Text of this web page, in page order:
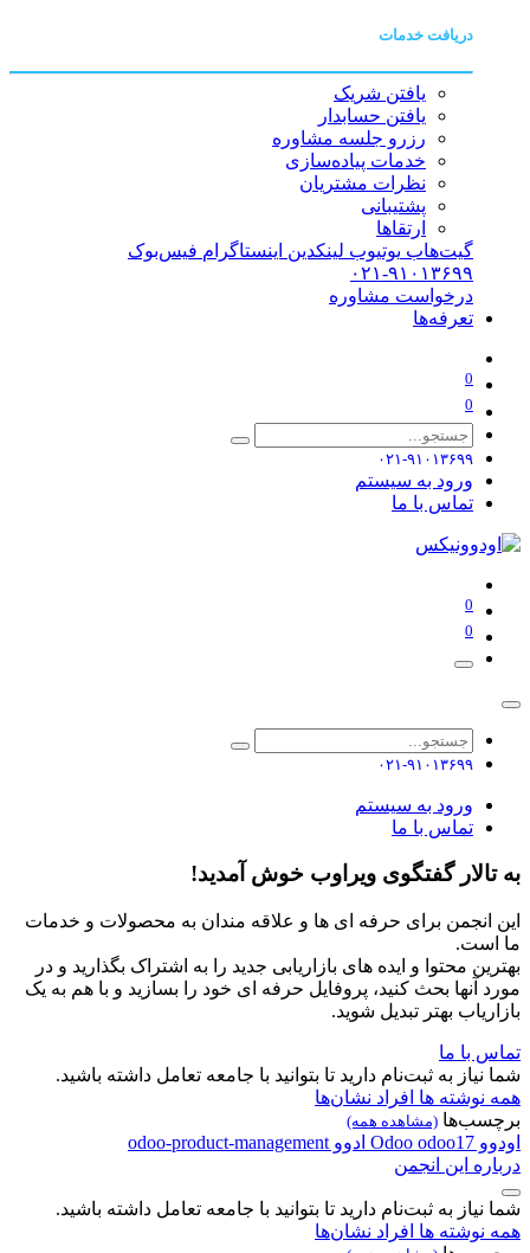
دریافت خدمات
یافتن شریک
یافتن حسابدار
رزرو جلسه مشاوره
خدمات پیاده‌سازی
نظرات مشتریان
پشتیبانی
ارتقاها
گیت‌هاب یوتیوب لینکدین اینستاگرام فیس‌بوک
۰۲۱-۹۱۰۱۳۶۹۹
درخواست مشاوره
تعرفه‌ها
0
0
۰۲۱-۹۱۰۱۳۶۹۹
ورود به سیستم
تماس با ما
0
0
۰۲۱-۹۱۰۱۳۶۹۹
ورود به سیستم
تماس با ما
به تالار گفتگوی ویراوب خوش آمدید!
این انجمن برای حرفه ای ها و علاقه مندان به محصولات و خدمات
ما است.
بهترین محتوا و ایده های بازاریابی جدید را به اشتراک بگذارید و در
مورد آنها بحث کنید، پروفایل حرفه ای خود را بسازید و با هم به یک
بازاریاب بهتر تبدیل شوید.
تماس با ما
شما نیاز به ثبت‌نام دارید تا بتوانید با جامعه تعامل داشته باشید.
همه نوشته ها افراد نشان‌ها
برچسب‌ها (مشاهده همه)
اودوو Odoo odoo17 ادوو odoo-product-management
درباره این انجمن
شما نیاز به ثبت‌نام دارید تا بتوانید با جامعه تعامل داشته باشید.
همه نوشته ها افراد نشان‌ها